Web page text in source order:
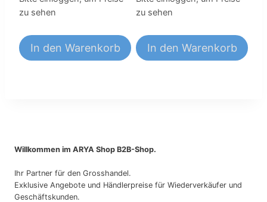
zu sehen
In den Warenkorb
zu sehen
In den Warenkorb
Willkommen im ARYA Shop B2B-Shop.
Ihr Partner für den Grosshandel.
Exklusive Angebote und Händlerpreise für Wiederverkäufer und
Geschäftskunden.